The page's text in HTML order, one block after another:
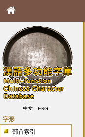
中文 ENG
字形
部首索引